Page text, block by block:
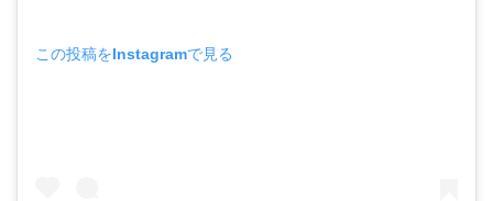
この投稿をInstagramで見る